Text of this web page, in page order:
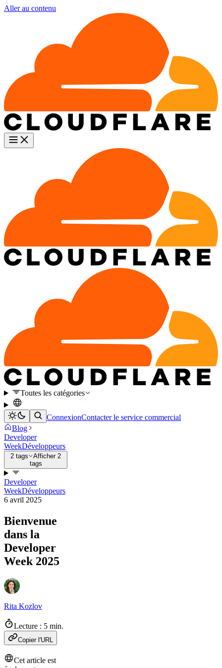
Aller au contenu
Toutes les catégories
ConnexionContacter le service commercial
Blog
Developer
WeekDéveloppeurs
2 tags
Afficher 2
tags
Developer
WeekDéveloppeurs
6 avril 2025
Bienvenue
dans la
Developer
Week 2025
Rita Kozlov
Lecture : 5 min.
Copier l'URL
Cet article est